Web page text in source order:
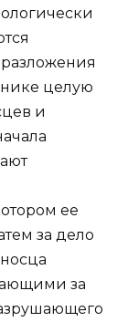
целую
и
ее
за дело
за